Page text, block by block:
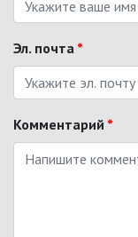
Эл. почта *
Комментарий *